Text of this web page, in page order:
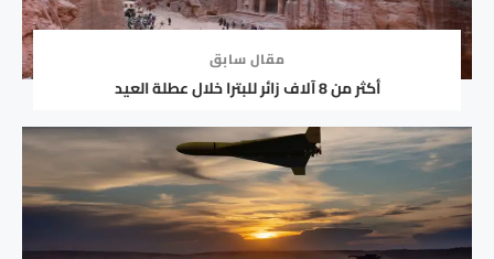
مقال سابق
أكثر من 8 آلاف زائر للبترا خلال عطلة العيد